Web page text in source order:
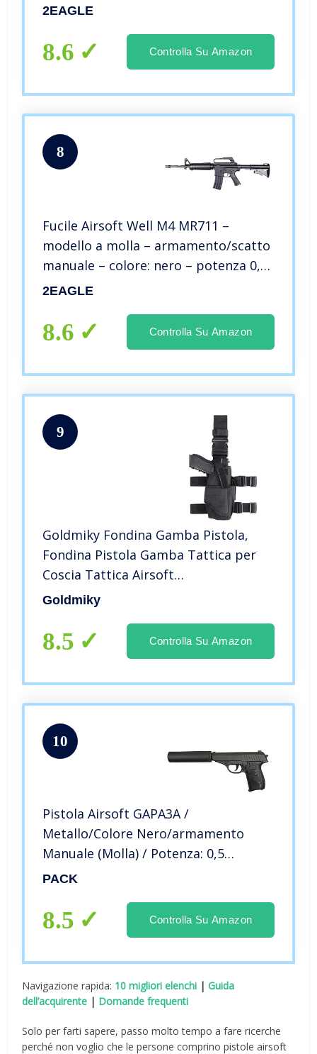
2EAGLE
8.6 Controlla Su Amazon
8
Fucile Airsoft Well M4 MR711 –
modello a molla – armamento/scatto
manuale – colore: nero – potenza 0,5
joule
2EAGLE
8.6 Controlla Su Amazon
9
Goldmiky Fondina Gamba Pistola,
Fondina Pistola Gamba Tattica per
Coscia Tattica Airsoft
Combattimento Regolabile Appeso
(Mano Destra Nera)
Goldmiky
8.5 Controlla Su Amazon
10
Pistola Airsoft GAPA3A /
Metallo/Colore Nero/armamento
Manuale (Molla) / Potenza: 0,5
Joule/fornita con Accessorio
PACK
8.5 Controlla Su Amazon
Navigazione rapida: 10 migliori elenchi |Guida
dell’acquirente | Domande frequenti
Solo per farti sapere, passo molto tempo a fare ricerche
perché non voglio che le persone comprino pistole airsoft